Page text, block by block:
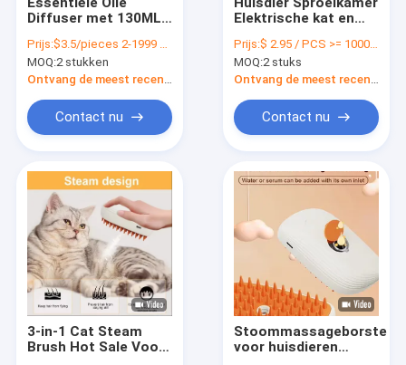
Diffuser met 130ML
Werktijd voor
Langdurige
Aromatherapie
Olie Diffuser voor
Grote Kamer
Prijs:$3.5/pieces 2-1999 pieces
MOQ:2 stukken
Contact nu
Elektrische kat en
Sproeikamer Anti-
vliegend haar om
drijvende kam te
benodigdheden
Prijs:$ 2.95 / PCS >= 1000 PCS
MOQ:2 stuks
Contact nu
3-in-1 Cat Steam
Brush Hot Sale Voor
Stoommassageborstel
voor huisdieren